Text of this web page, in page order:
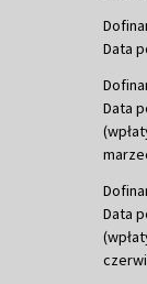
Data
Data
Data